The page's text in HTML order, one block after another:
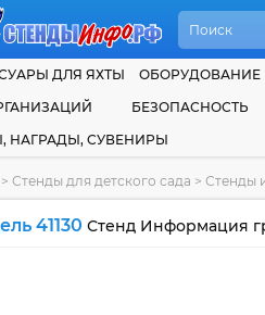
ДЛЯ ЯХТЫ ОБОРУДОВАНИЕ
БЕЗОПАСНОСТЬ
НАГРАДЫ, СУВЕНИРЫ
> Стенды для детского сада > Стенды
41130 Стенд Информация